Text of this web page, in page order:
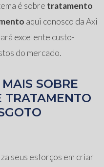
é sobre tratamento
aqui conosco da Axi
excelente custo-
do mercado.
SOBRE
TRATAMENTO
seus esforços em criar